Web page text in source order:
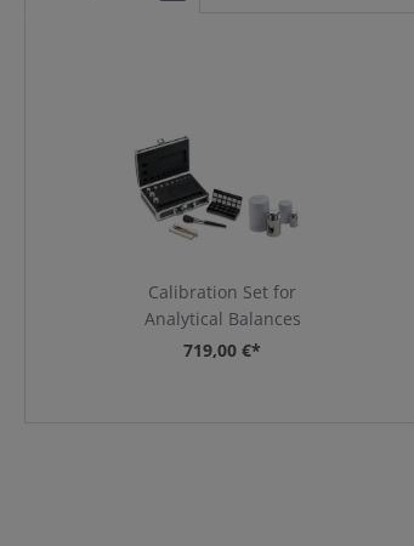
Calibration Set for
Analytical Balances
719,00 €*